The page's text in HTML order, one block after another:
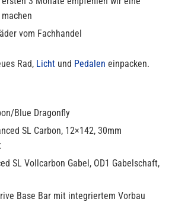
vom Fachhandel
Rad, Licht und Pedaleneinpacken.
Blue Dragonfly
SL Carbon, 12×142, 30mm
SL Vollcarbon Gabel, OD1 Gabelschaft,
Base Bar mit integriertem Vorbau